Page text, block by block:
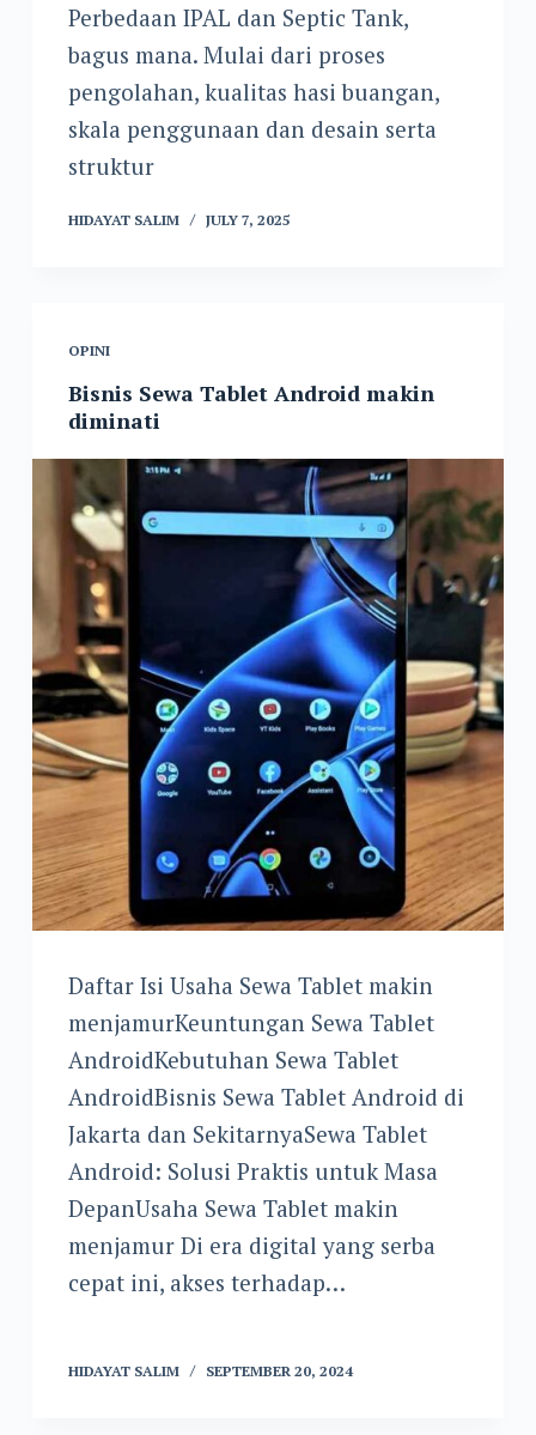
Perbedaan IPAL dan Septic Tank,
bagus mana. Mulai dari proses
pengolahan, kualitas hasi buangan,
skala penggunaan dan desain serta
struktur
HIDAYAT SALIM JULY 7, 2025
OPINI
Bisnis Sewa Tablet Android makin
diminati
Daftar Isi Usaha Sewa Tablet makin
menjamurKeuntungan Sewa Tablet
AndroidKebutuhan Sewa Tablet
AndroidBisnis Sewa Tablet Android di
Jakarta dan SekitarnyaSewa Tablet
Android: Solusi Praktis untuk Masa
DepanUsaha Sewa Tablet makin
menjamur Di era digital yang serba
cepat ini, akses terhadap…
HIDAYAT SALIM SEPTEMBER 20, 2024